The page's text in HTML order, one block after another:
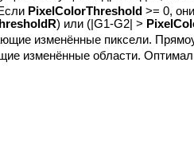
PixelColorThreshold >= 0,
) или (|G1-G2| >
изменённые пиксели.
изменённые области.